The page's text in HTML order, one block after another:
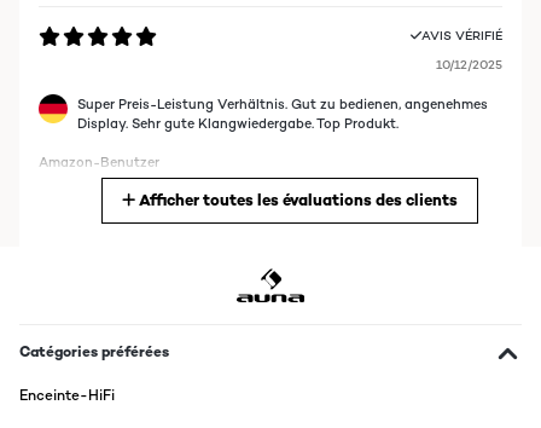
AVIS VÉRIFIÉ
10/12/2025
Super Preis-Leistung Verhältnis. Gut zu bedienen, angenehmes
Display. Sehr gute Klangwiedergabe. Top Produkt.
Amazon-Benutzer
einwandfrei. Er leistet bereits seit längerer Zeit in unserer Sauna
das völlig problemlos.
Afficher toutes les évaluations des clients
Catégories préférées
Enceinte-HiFi